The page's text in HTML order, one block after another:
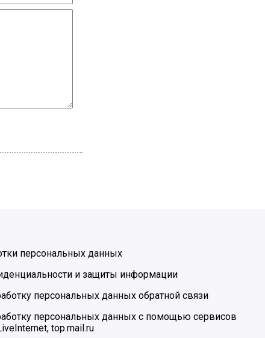
персональных данных
и защиты информации
персональных данных обратной связи
персональных данных с помощью сервисов
top.mail.ru